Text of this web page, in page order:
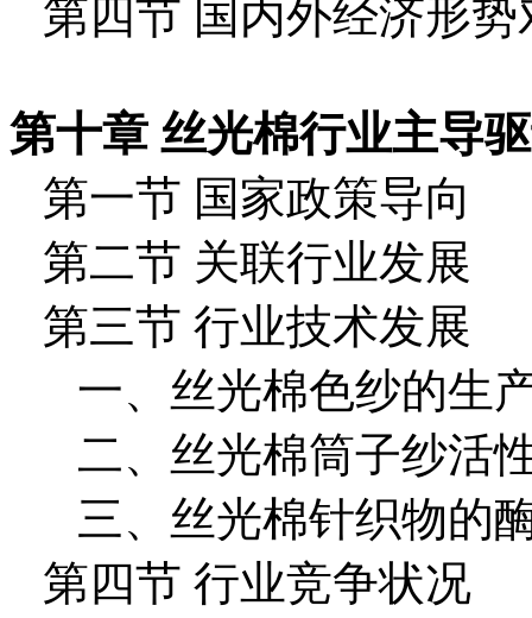
第四节 国内外经济形
第十章 丝光棉行业主导
第一节 国家政策导向
第二节 关联行业发展
第三节 行业技术发展
一、丝光棉色纱的生
二、丝光棉筒子纱活
三、丝光棉针织物的
第四节 行业竞争状况